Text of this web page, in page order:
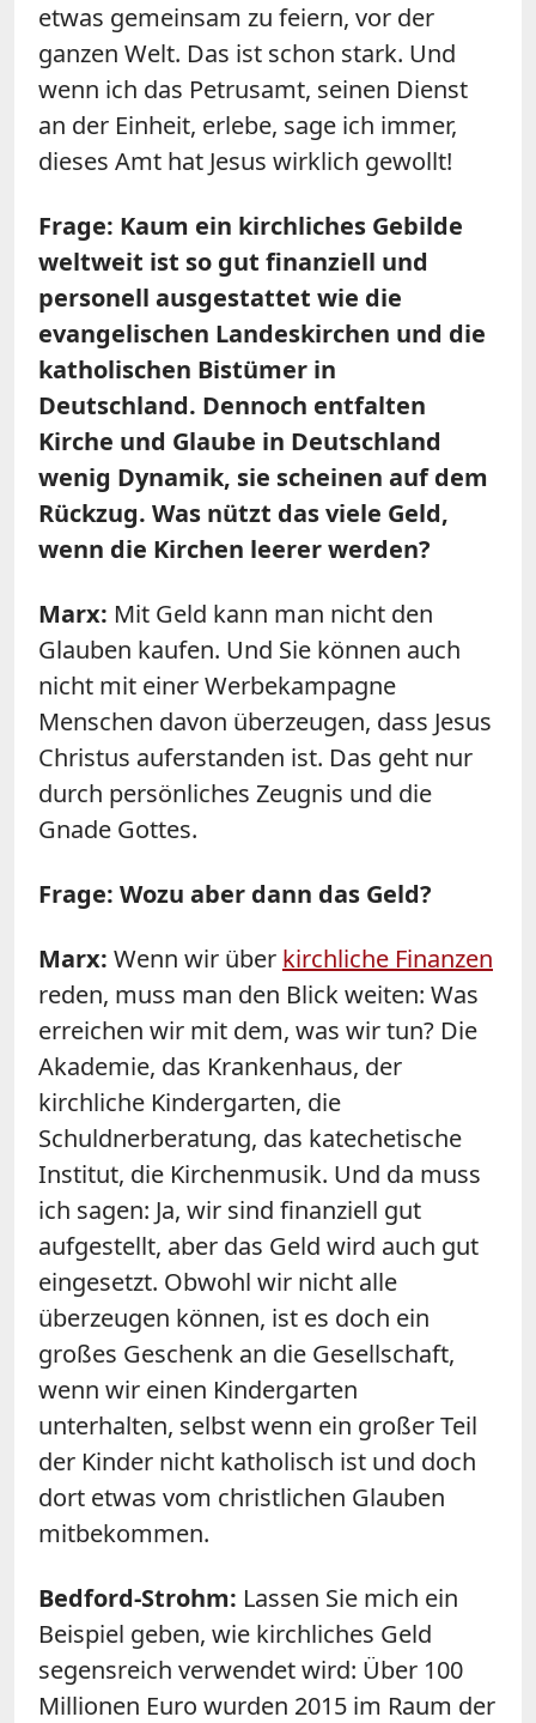
etwas gemeinsam zu feiern, vor der
ganzen Welt. Das ist schon stark. Und
wenn ich das Petrusamt, seinen Dienst
an der Einheit, erlebe, sage ich immer,
dieses Amt hat Jesus wirklich gewollt!
Frage: Kaum ein kirchliches Gebilde
weltweit ist so gut finanziell und
personell ausgestattet wie die
evangelischen Landeskirchen und die
katholischen Bistümer in
Deutschland. Dennoch entfalten
Kirche und Glaube in Deutschland
wenig Dynamik, sie scheinen auf dem
Rückzug. Was nützt das viele Geld,
wenn die Kirchen leerer werden?
Marx: Mit Geld kann man nicht den
Glauben kaufen. Und Sie können auch
nicht mit einer Werbekampagne
Menschen davon überzeugen, dass Jesus
Christus auferstanden ist. Das geht nur
durch persönliches Zeugnis und die
Gnade Gottes.
Frage: Wozu aber dann das Geld?
Marx: Wenn wir über kirchliche Finanzen
reden, muss man den Blick weiten: Was
erreichen wir mit dem, was wir tun? Die
Akademie, das Krankenhaus, der
kirchliche Kindergarten, die
Schuldnerberatung, das katechetische
Institut, die Kirchenmusik. Und da muss
ich sagen: Ja, wir sind finanziell gut
aufgestellt, aber das Geld wird auch gut
eingesetzt. Obwohl wir nicht alle
überzeugen können, ist es doch ein
großes Geschenk an die Gesellschaft,
wenn wir einen Kindergarten
unterhalten, selbst wenn ein großer Teil
der Kinder nicht katholisch ist und doch
dort etwas vom christlichen Glauben
mitbekommen.
Bedford-Strohm: Lassen Sie mich ein
Beispiel geben, wie kirchliches Geld
segensreich verwendet wird: Über 100
Millionen Euro wurden 2015 im Raum der